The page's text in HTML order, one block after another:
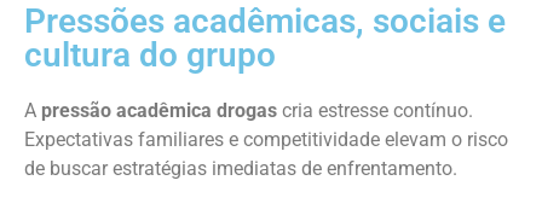
Pressões acadêmicas, sociais e
cultura do grupo
A pressão acadêmica drogas cria estresse contínuo.
Expectativas familiares e competitividade elevam o risco
de buscar estratégias imediatas de enfrentamento.